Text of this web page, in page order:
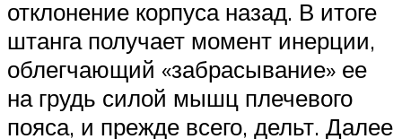
отклонение корпуса назад. В итоге
штанга получает момент инерции,
облегчающий «забрасывание» ее
на грудь силой мышц плечевого
пояса, и прежде всего, дельт. Далее